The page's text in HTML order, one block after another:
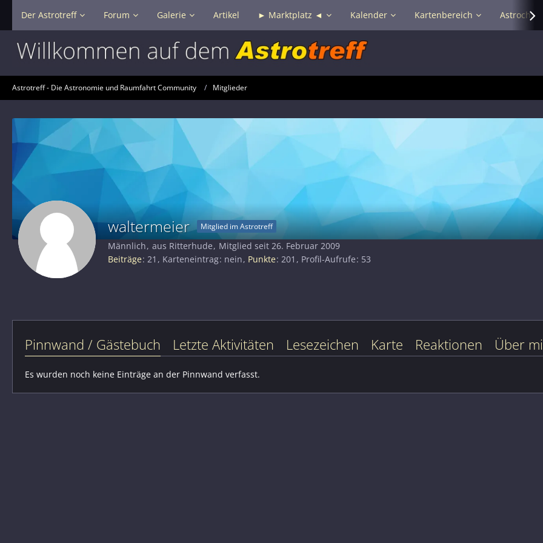
Der Astrotreff Forum Galerie Artikel ► Marktplatz ◄ Kalender Kartenbereich Astrochat
Astrotreff - Die Astronomie und Raumfahrt Community Mitglieder
waltermeier Mitglied im Astrotreff
Männlich aus Ritterhude
Mitglied seit 26. Februar 2009
Beiträge 21 Karteneintrag nein Punkte 201 Profil-Aufrufe 53
Pinnwand / Gästebuch Letzte Aktivitäten Lesezeichen Karte Reaktionen Über
Es wurden noch keine Einträge an der Pinnwand verfasst.